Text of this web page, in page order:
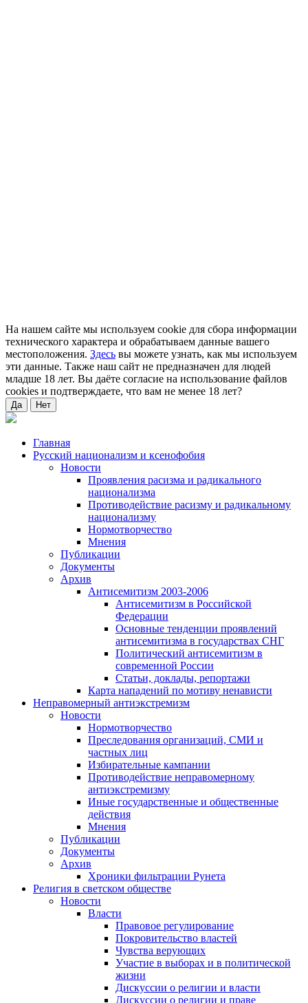
На нашем сайте мы используем cookie для сбора информации
технического характера и обрабатываем данные вашего
местоположения. Здесь вы можете узнать, как мы используем
эти данные. Также наш сайт не предназначен для людей
младше 18 лет. Вы даёте согласие на использование файлов
cookies и подтверждаете, что вам не менее 18 лет?
Да Нет
Главная
Русский национализм и ксенофобия
Новости
Проявления расизма и радикального
национализма
Противодействие расизму и радикальному
национализму
Нормотворчество
Мнения
Публикации
Документы
Архив
Антисемитизм 2003-2006
Антисемитизм в Российской
Федерации
Основные тенденции проявлений
антисемитизма в государствах СНГ
Политический антисемитизм в
современной России
Статьи, доклады, репортажи
Карта нападений по мотиву ненависти
Неправомерный антиэкстремизм
Новости
Нормотворчество
Преследования организаций, СМИ и
частных лиц
Избирательные кампании
Противодействие неправомерному
антиэкстремизму
Иные государственные и общественные
действия
Мнения
Публикации
Документы
Архив
Хроники фильтрации Рунета
Религия в светском обществе
Новости
Власти
Правовое регулирование
Покровительство властей
Чувства верующих
Участие в выборах и в политической
жизни
Дискуссии о религии и власти
Дискуссии о религии и праве